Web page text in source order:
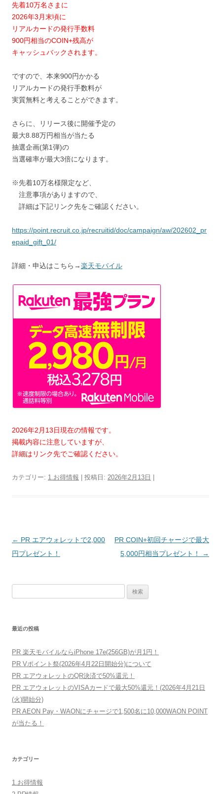
先着10万名さまに
2026年3月末頃に
リアルカードの発行手数料
900円相当のCOIN+残高が
キャッシュバックされます。
ですので、本来900円かかる
リアルカードの発行手数料が
実質無料と考えることができます。
さらに、リリース後に開催予定の
最大8.88万円相当が当たる
抽選企画(第1弾)の
当選確率が最大3倍になります。
※先着10万名様限定など、
注意事項がありますので、
詳細は下記リンク先をご確認ください。
https://point.recruit.co.jp/recruitid/doc/campaign/aw/202602_pr
epaid_gift_01/
詳細・申込はこちら→楽天モバイル
2026年2月13日現在の情報です。
掲載内容に注意していますが、
詳細はリンク先でご確認ください。
カテゴリー: 1.お得情報 | 投稿日: 2026年2月13日
投
稿
ン
← PR エアウォレットで2,000
円プレゼント！
PR COIN+初回チャージで最大
5,000円相当プレゼント！
→
最近の投稿
PR 楽天モバイルならiPhone 17e(256GB)が月1円！
PR Vポイント祭(2026年4月22日開始分)について
PR エアウォレットのQR決済で50%還元！
PR エアウォレットのVISAカードで最大50%還元！(2026年4月21日
(火)開始分)
PR AEON Pay・WAONにチャージで1,500名に10,000WAON POINT
が当たる！
カテゴリー
1.お得情報